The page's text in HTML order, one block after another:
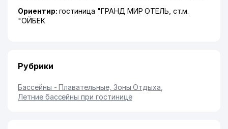
Ориентир: гостиница "ГРАНД МИР ОТЕЛЬ, ст.м.
"ОЙБЕК
Рубрики
Бассейны - Плавательные, Зоны Отдыха
Летние бассейны при гостинице